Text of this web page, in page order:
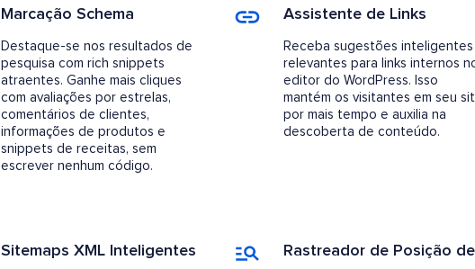
Marcação Schema
Destaque-se nos resultados de
pesquisa com rich snippets
atraentes. Ganhe mais cliques
com avaliações por estrelas,
comentários de clientes,
informações de produtos e
snippets de receitas, sem
escrever nenhum código.
Assistente de Links
Receba sugestões
relevantes para links internos
editor do WordPress. Isso
mantém os visitantes em seu
por mais tempo e auxilia na
descoberta de conteúdo.
Sitemaps XML Inteligentes
Rastreador de Posição de